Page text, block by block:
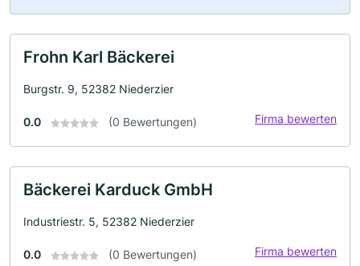
Frohn Karl Bäckerei
Burgstr. 9, 52382 Niederzier
0.0 (0 Bewertungen) Firma bewerten
Bäckerei Karduck GmbH
Industriestr. 5, 52382 Niederzier
0.0 (0 Bewertungen) Firma bewerten